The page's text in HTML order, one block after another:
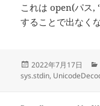
これは open(パス,
することで出なくな
投
稿
2022年7月17日
sys.stdin,